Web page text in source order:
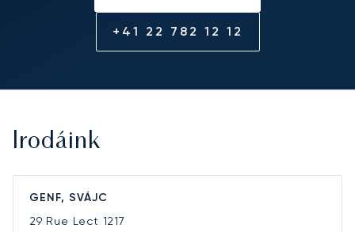
+41 22 782 12 12
Irodáink
GENF, SVÁJC
29 Rue Lect 1217